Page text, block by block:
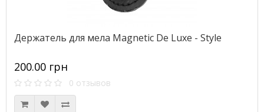
Держатель для мела Magnetic De Luxe - Style
200.00 грн
0 отзывов